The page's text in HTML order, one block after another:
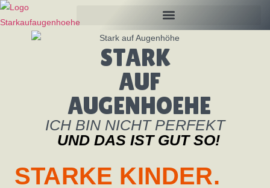
STARK
AUF
AUGENHOEHE
ICH BIN NICHT PERFEKT
UND DAS IST GUT SO!
STARKE KINDER.